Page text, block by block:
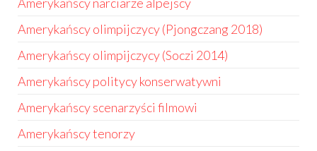
Amerykańscy olimpijczycy (Pjongczang 2018)
Amerykańscy olimpijczycy (Soczi 2014)
Amerykańscy politycy konserwatywni
Amerykańscy scenarzyści filmowi
Amerykańscy tenorzy